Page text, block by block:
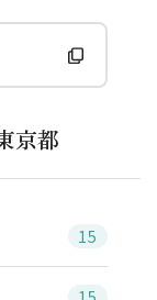
京都
15